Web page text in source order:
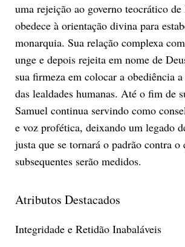
uma rejeição ao governo teocrático de
obedece à orientação divina para
monarquia. Sua relação complexa
unge e depois rejeita em nome de
sua firmeza em colocar a obediência
das lealdades humanas. Até o fim de
Samuel continua servindo como
e voz profética, deixando um legado
justa que se tornará o padrão contra o
subsequentes serão medidos.
Atributos Destacados
Integridade e Retidão Inabaláveis